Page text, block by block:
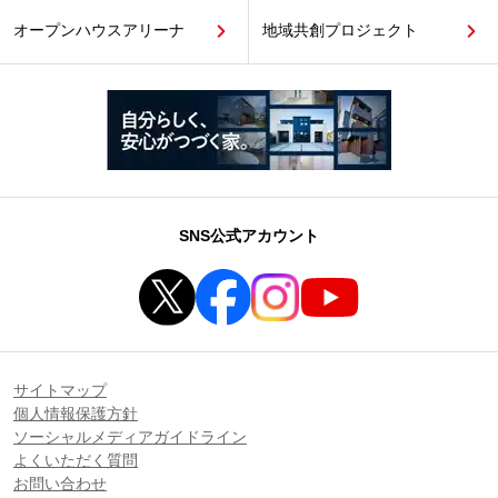
オープンハウスアリーナ 地域共創プロジェクト
SNS公式アカウント
サイトマップ
個人情報保護方針
ソーシャルメディアガイドライン
よくいただく質問
お問い合わせ